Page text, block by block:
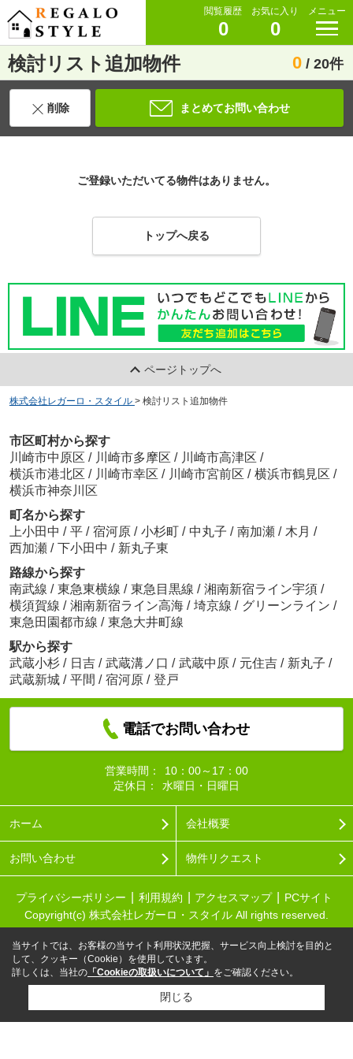
閲覧履歴
0
お気に入り
0
メニュー
検討リスト追加物件 0 / 20件
削除 まとめてお問い合わせ
ご登録いただいてる物件はありません。
トップへ戻る
ページトップへ
株式会社レガーロ・スタイル > 検討リスト追加物件
市区町村から探す
川崎市中原区 / 川崎市多摩区 / 川崎市高津区 /
横浜市港北区 / 川崎市幸区 / 川崎市宮前区 / 横浜市鶴見区 /
横浜市神奈川区
町名から探す
上小田中 / 平 / 宿河原 / 小杉町 / 中丸子 / 南加瀬 / 木月 /
西加瀬 / 下小田中 / 新丸子東
路線から探す
南武線 / 東急東横線 / 東急目黒線 / 湘南新宿ライン宇須 /
横須賀線 / 湘南新宿ライン高海 / 埼京線 / グリーンライン /
東急田園都市線 / 東急大井町線
駅から探す
武蔵小杉 / 日吉 / 武蔵溝ノ口 / 武蔵中原 / 元住吉 / 新丸子 /
武蔵新城 / 平間 / 宿河原 / 登戸
電話でお問い合わせ
営業時間：
10：00～17：00
定休日：
水曜日・日曜日
ホーム 会社概要
お問い合わせ 物件リクエスト
プライバシーポリシー 利用規約 アクセスマップ
PCサイト
Copyright(c) 株式会社レガーロ・スタイル All rights reserved.
当サイトでは、お客様の当サイト利用状況把握、サービス向上検討を目的と
して、クッキー（Cookie）を使用しています。
詳しくは、当社の 「Cookieの取扱いについて」 をご確認ください。
閉じる